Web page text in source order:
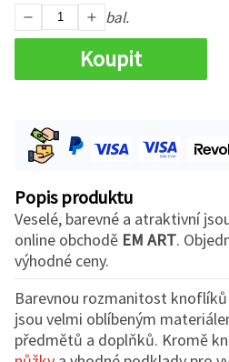
bal.
Koupit
Popis produktu
Veselé, barevné a atraktivní
online obchodě EM ART.
výhodné ceny.
Barevnou rozmanitost
jsou velmi oblíbeným
předmětů a doplňků. Kromě